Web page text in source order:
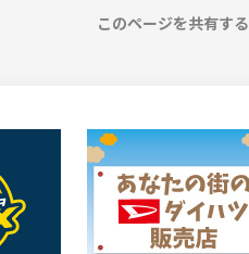
このページを共有する